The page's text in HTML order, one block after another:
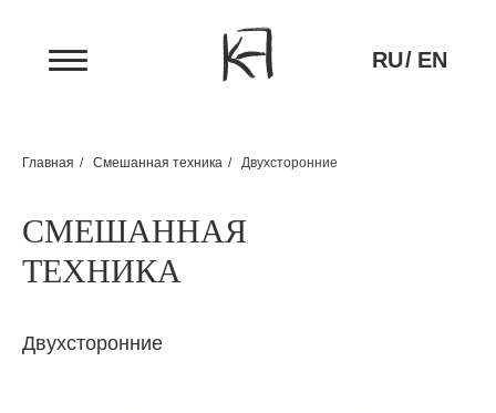
RU/ EN
Главная / Смешанная техника / Двухсторонние
СМЕШАННАЯ
ТЕХНИКА
Двухсторонние